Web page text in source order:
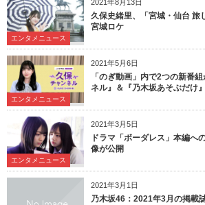
2021年8月13日
エンタメニュース
久保史緒里、「宮城・仙台 旅
宮城ロケ
2021年5月6日
エンタメニュース
「のぎ動画」内で2つの新番
ネル』＆『乃木坂あそぶだけ』
2021年3月5日
エンタメニュース
ドラマ「ボーダレス」本編へ
像が公開
2021年3月1日
乃木坂46：2021年3月の掲載